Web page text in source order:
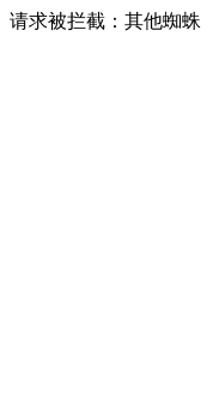
请求被拦截：其他蜘蛛